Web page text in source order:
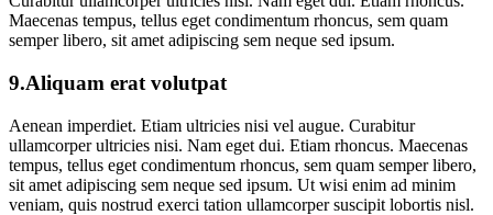
Maecenas tempus, tellus eget condimentum rhoncus, sem quam
semper libero, sit amet adipiscing sem neque sed ipsum.
9.Aliquam erat volutpat
Aenean imperdiet. Etiam ultricies nisi vel augue. Curabitur
ullamcorper ultricies nisi. Nam eget dui. Etiam rhoncus. Maecenas
tempus, tellus eget condimentum rhoncus, sem quam semper libero,
sit amet adipiscing sem neque sed ipsum. Ut wisi enim ad minim
veniam, quis nostrud exerci tation ullamcorper suscipit lobortis nisl.